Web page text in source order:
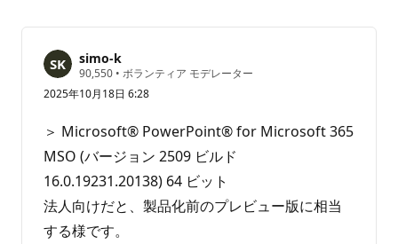
simo-k
90,550 評
価
の
イ
ン
ト
• ボランティア モデレーター
2025年10月18日 6:28
＞ Microsoft® PowerPoint® for Microsoft 365
MSO (バージョン 2509 ビルド
16.0.19231.20138) 64 ビット
法人向けだと、製品化前のプレビュー版に相当
する様です。